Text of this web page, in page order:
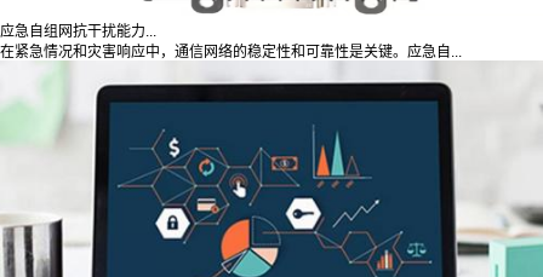
应急自组网抗干扰能力...
在紧急情况和灾害响应中，通信网络的稳定性和可靠性是关键。应急自...